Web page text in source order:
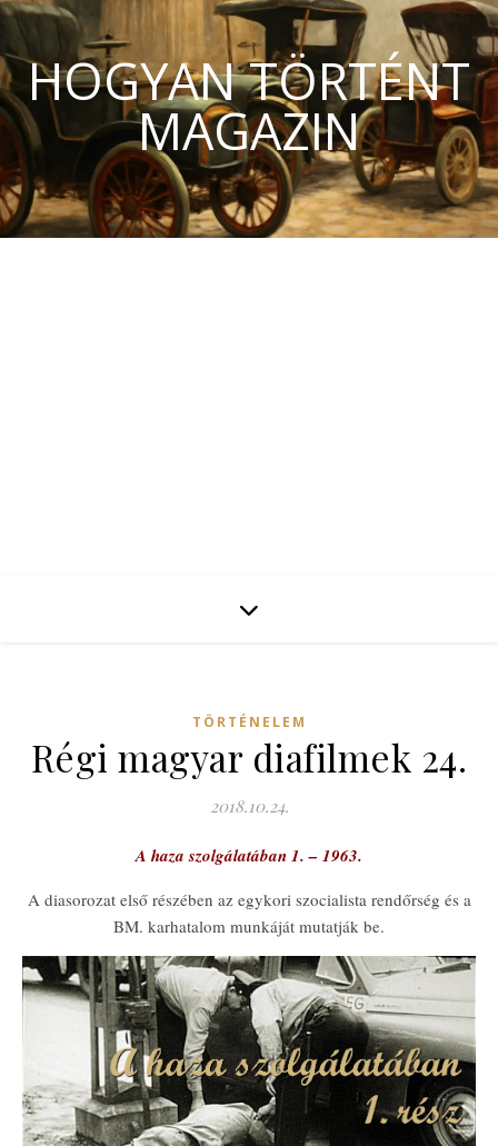
HOGYAN TÖRTÉNT
MAGAZIN
TÖRTÉNELEM
Régi magyar diafilmek 24.
2018.10.24.
A haza szolgálatában 1. – 1963.
A diasorozat első részében az egykori szocialista rendőrség és a
BM. karhatalom munkáját mutatják be.